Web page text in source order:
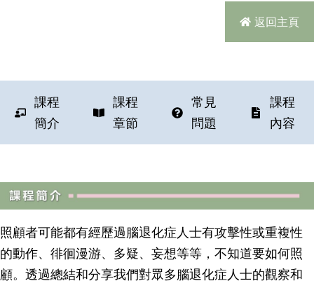
返回主頁
課程
簡介
課程
章節
常見
問題
課程
內容
照顧者可能都有經歷過腦退化症人士有攻擊性或重複性
的動作、徘徊漫游、多疑、妄想等等，不知道要如何照
顧。透過總結和分享我們對眾多腦退化症人士的觀察和